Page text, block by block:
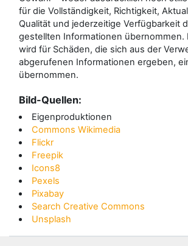
für die Vollständigkeit, Richtigkeit,
Qualität und jederzeitige Verfügbarkeit
gestellten Informationen übernommen.
wird für Schäden, die sich aus der
abgerufenen Informationen ergeben,
übernommen.
Bild-Quellen:
Eigenproduktionen
Commons Wikimedia
Flickr
Freepik
Icons8
Pexels
Pixabay
Search Creative Commons
Unsplash